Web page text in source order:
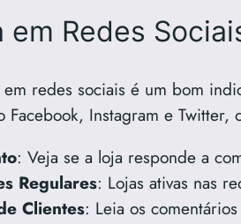
em Redes
redes sociais é um bom
Facebook, Instagram e
: Veja se a loja responde a
Regulares: Lojas ativas nas
Clientes: Leia os